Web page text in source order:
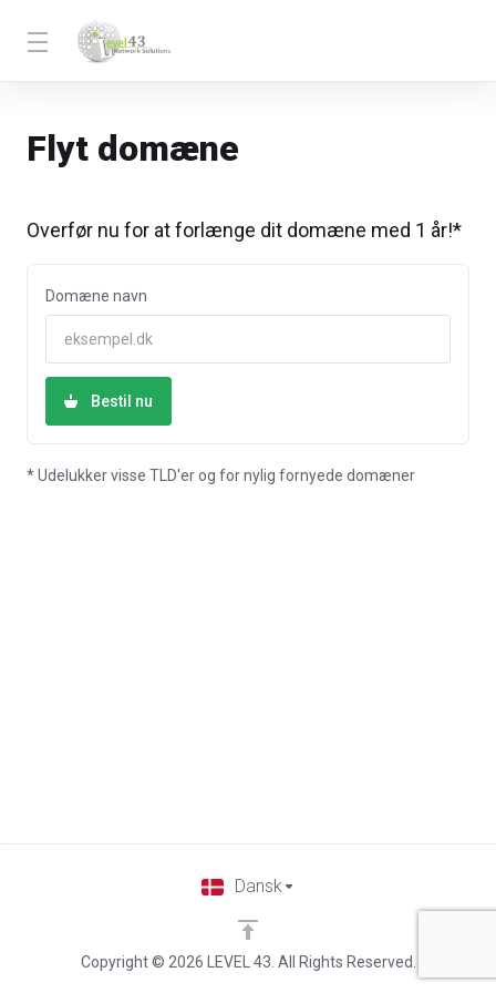
Flyt domæne
Overfør nu for at forlænge dit domæne med 1 år!*
Domæne navn
Bestil nu
* Udelukker visse TLD'er og for nylig fornyede domæner
Copyright © 2026 LEVEL 43. All Rights Reserved.
Dansk